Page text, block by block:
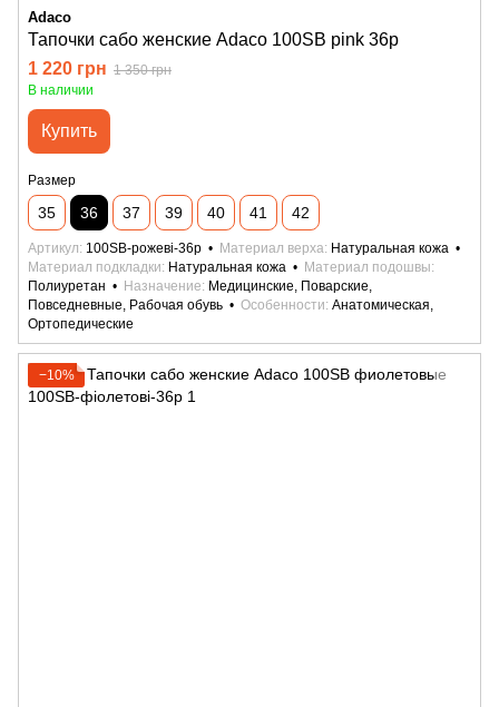
Adaco
Тапочки сабо женские Adaco 100SB pink 36р
1 220 грн 1 350 грн
В наличии
Купить
Размер
35 36 37 39 40 41 42
Артикул 100SB-рожеві-36р Материал верха Натуральная кожа
Материал подкладки
Натуральная кожа
Материал подошвы
Полиуретан
Назначение
Медицинские, Поварские,
Повседневные, Рабочая обувь
Особенности Анатомическая,
Ортопедические
−10%